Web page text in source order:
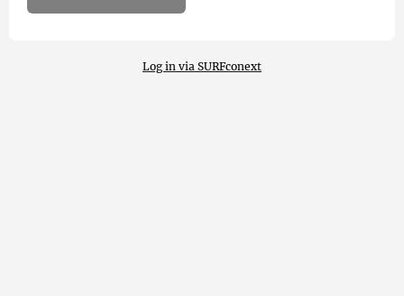
Log in via SURFconext